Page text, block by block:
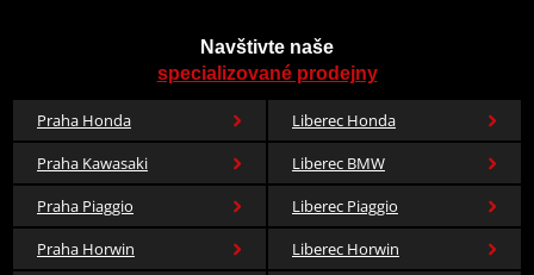
Navštivte naše
specializované prodejny
Praha Honda
Liberec Honda
Praha Kawasaki
Liberec BMW
Praha Piaggio
Liberec Piaggio
Praha Horwin
Liberec Horwin